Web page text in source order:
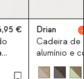
Drian
Cadeira de
alumínio e